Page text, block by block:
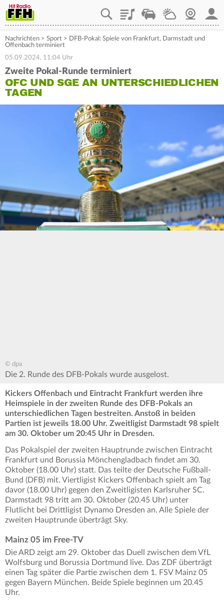
PlaylistStaupilotWetterWebcam
Nachrichten > Sport > DFB-Pokal: Spiele von Frankfurt, Darmstadt und
Offenbach terminiert
05.09.2024, 11:04 Uhr
Zweite Pokal-Runde terminiert
OFC UND SGE AN UNTERSCHIEDLICHEN
TAGEN
© dpa
Die 2. Runde des DFB-Pokals wurde ausgelost.
Kickers Offenbach und Eintracht Frankfurt werden ihre
Heimspiele in der zweiten Runde des DFB-Pokals an
unterschiedlichen Tagen bestreiten. Anstoß in beiden
Partien ist jeweils 18.00 Uhr. Zweitligist Darmstadt 98 spielt
am 30. Oktober um 20:45 Uhr in Dresden.
Das Pokalspiel der zweiten Hauptrunde zwischen Eintracht
Frankfurt und Borussia Mönchengladbach findet am 30.
Oktober (18.00 Uhr) statt. Das teilte der Deutsche Fußball-
Bund (DFB) mit. Viertligist Kickers Offenbach spielt am Tag
davor (18.00 Uhr) gegen den Zweitligisten Karlsruher SC.
Darmstadt 98 tritt am 30. Oktober (20.45 Uhr) unter
Flutlicht bei Drittligist Dynamo Dresden an. Alle Spiele der
zweiten Hauptrunde überträgt Sky.
Mainz 05 im Free-TV
Die ARD zeigt am 29. Oktober das Duell zwischen dem VfL
Wolfsburg und Borussia Dortmund live. Das ZDF überträgt
einen Tag später die Partie zwischen dem 1. FSV Mainz 05
gegen Bayern München. Beide Spiele beginnen um 20.45
Uhr.